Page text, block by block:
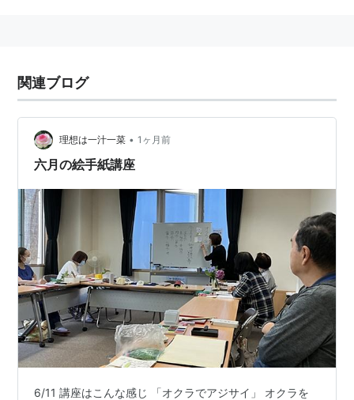
関連ブログ
理想は一汁一菜 • 1ヶ月前
六月の絵手紙講座
6/11 講座はこんな感じ 「オクラでアジサイ」 オクラを